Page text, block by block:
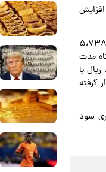
را به ۲۴،۴۲۶،۲۱۴ میلیارد ریال افزایش
ماه امسال، قرض الحسنه جاری ریالی با مانده ۵،۷۳۸،۵۸2
کوتاه مدت
های بلندمدت سه ساله با مانده ۳،۳۷۹،۸۳۳ میلیارد ریال با
گرفته
گذاری سود